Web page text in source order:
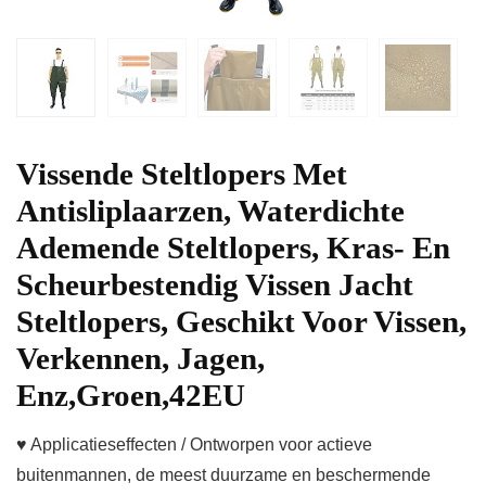
Vissende Steltlopers Met
Antisliplaarzen, Waterdichte
Ademende Steltlopers, Kras- En
Scheurbestendig Vissen Jacht
Steltlopers, Geschikt Voor Vissen,
Verkennen, Jagen,
Enz,Groen,42EU
♥ Applicatieseffecten / Ontworpen voor actieve
buitenmannen, de meest duurzame en beschermende